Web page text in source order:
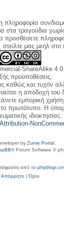
πληροφορία
στα τραγούδια
μας μεηλ
ShareAlike
προϋποθέσεις:
καθώς και
η αποδοχή του
εμπορική χρήση
πρωτότυπο. Η
ιδιοκτησίας.
by Zuma Portal
® Forum Software ©
από το
Απόρρητο|Όροι